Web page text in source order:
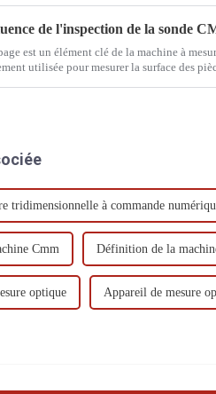
est un élément clé de la machine à
utilisée pour mesurer la surface des
tridimensionnelle à commande
Cmm Définition de la
optique Appareil de mesure